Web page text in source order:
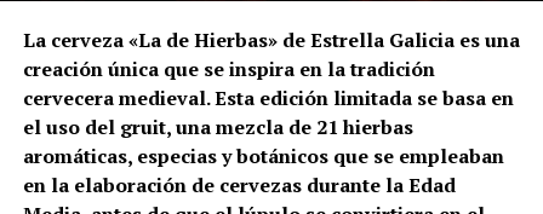
La cerveza «La de Hierbas» de Estrella Galicia es una
creación única que se inspira en la tradición
cervecera medieval. Esta edición limitada se basa en
el uso del gruit, una mezcla de 21 hierbas
aromáticas, especias y botánicos que se empleaban
en la elaboración de cervezas durante la Edad